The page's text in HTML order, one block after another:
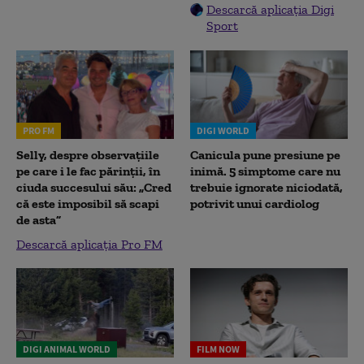
Descarcă aplicația Digi
Sport
PRO FM
Selly, despre observațiile
pe care i le fac părinții, în
ciuda succesului său: „Cred
că este imposibil să scapi
de asta”
Descarcă aplicația Pro FM
DIGI WORLD
Canicula pune presiune pe
inimă. 5 simptome care nu
trebuie ignorate niciodată,
potrivit unui cardiolog
DIGI ANIMAL WORLD FILM NOW